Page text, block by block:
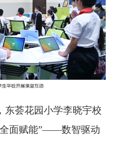
东荟花园小学李晓宇校
面赋能”——数智驱动